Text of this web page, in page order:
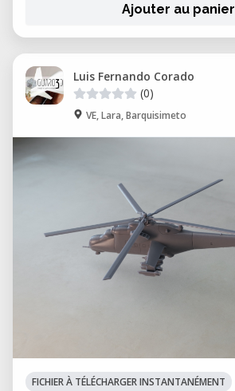
Ajouter au panier
Luis Fernando Corado
(0)
VE, Lara, Barquisimeto
FICHIER À TÉLÉCHARGER INSTANTANÉMENT